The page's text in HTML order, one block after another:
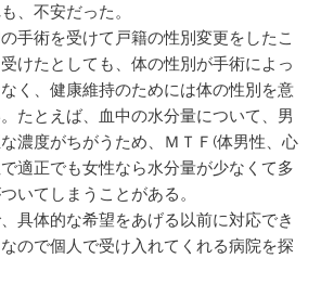
、不安だった。
手術を受けて戸籍の性別変更をしたこ
けたとしても、体の性別が手術によっ
く、健康維持のためには体の性別を意
たとえば、血中の水分量について、男
濃度がちがうため、ＭＴＦ(体男性、心
適正でも女性なら水分量が少なくて多
いてしまうことがある。
具体的な希望をあげる以前に対応でき
ので個人で受け入れてくれる病院を探